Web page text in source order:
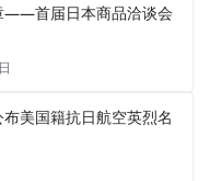
——首届日本商品洽谈会
美国籍抗日航空英烈名